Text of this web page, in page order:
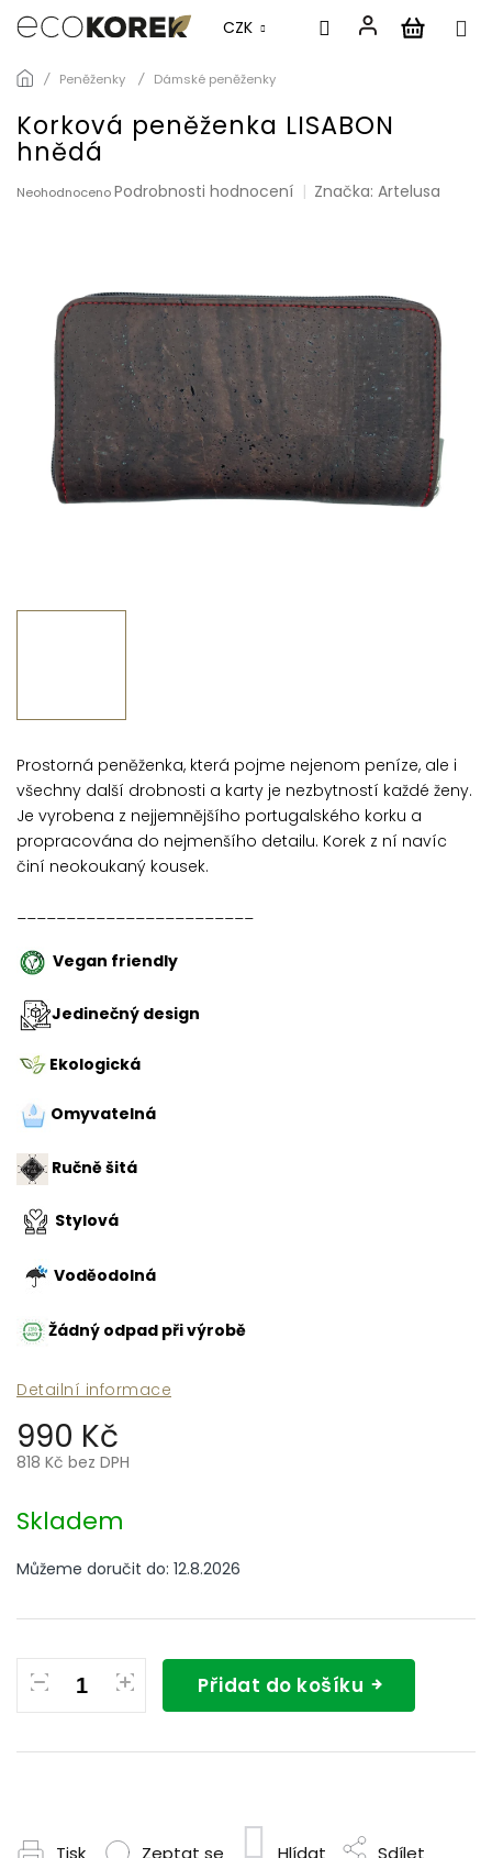
Přejít
obsah
CZK
Peněženky Dámské peněženky
Korková peněženka LISABON
hnědá
Průměrné
hvězdiček.
NeohodnocenoPodrobnosti hodnocení Značka:Artelusa
990 Kč
818 Kč bez DPH
cena:
Skladem
Můžeme doručit do: 12.8.2026
Přidat do košíku
Prostorná peněženka, která pojme nejenom peníze, ale i
všechny další drobnosti a karty je nezbytností každé ženy.
Je vyrobena z nejjemnějšího portugalského korku a
propracována do nejmenšího detailu. Korek z ní navíc
činí neokoukaný kousek.
Vegan friendly
Jedinečný design
Ekologická
Omyvatelná
Ručně šitá
Stylová
Voděodolná
Žádný odpad při výrobě
Detailní informace
Tisk Zeptat se Hlídat Sdílet